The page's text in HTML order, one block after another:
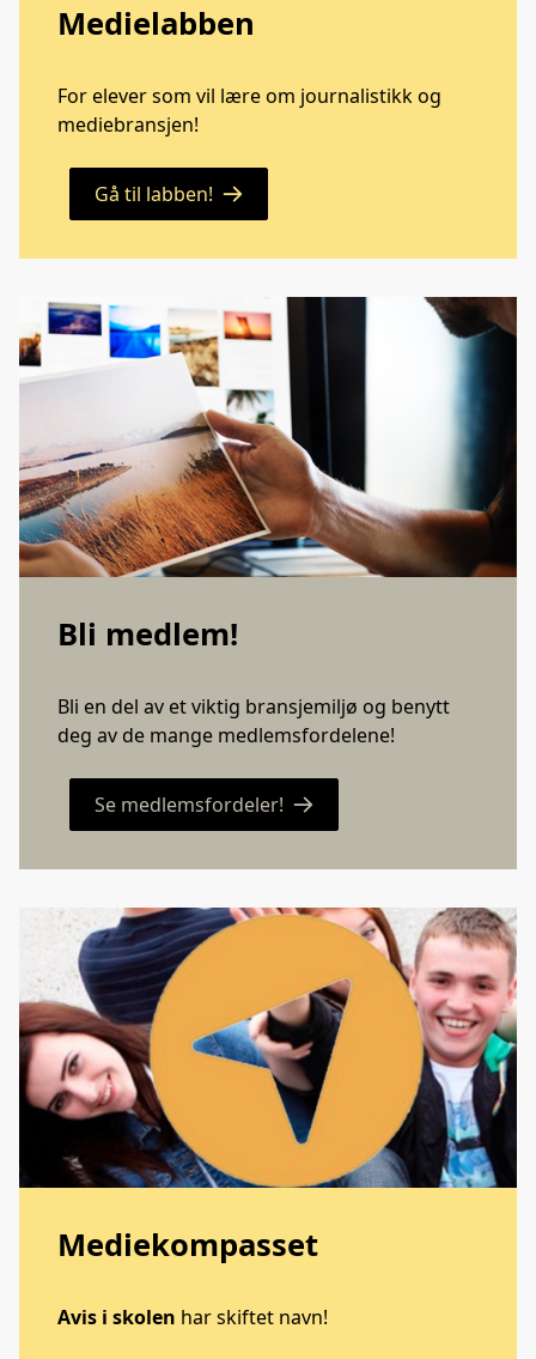
Medielabben
For elever som vil lære om journalistikk og
mediebransjen!
Gå til labben!
Bli medlem!
Bli en del av et viktig bransjemiljø og benytt
deg av de mange medlemsfordelene!
Se medlemsfordeler!
Mediekompasset
Avis i skolen har skiftet navn!